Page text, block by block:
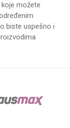
koje možete
biste uspešno i